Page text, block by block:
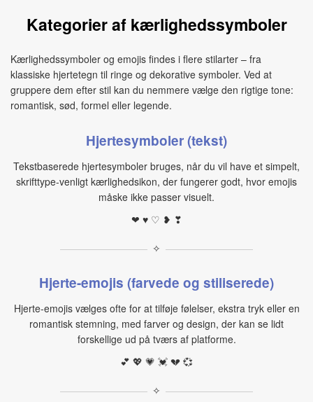
Kategorier af kærlighedssymboler
Kærlighedssymboler og emojis findes i flere stilarter – fra
klassiske hjertetegn til ringe og dekorative symboler. Ved at
gruppere dem efter stil kan du nemmere vælge den rigtige tone:
romantisk, sød, formel eller legende.
Hjertesymboler (tekst)
Tekstbaserede hjertesymboler bruges, når du vil have et simpelt,
skrifttype-venligt kærlighedsikon, der fungerer godt, hvor emojis
måske ikke passer visuelt.
❤ ♥ ♡ ❥ ❣
✧
Hjerte-emojis (farvede og stiliserede)
Hjerte-emojis vælges ofte for at tilføje følelser, ekstra tryk eller en
romantisk stemning, med farver og design, der kan se lidt
forskellige ud på tværs af platforme.
💕 💖 💗 💓 💔 💞
✧